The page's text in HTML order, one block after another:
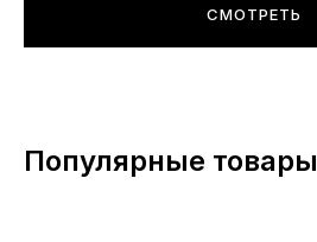
СМОТРЕТЬ
Популярные товары